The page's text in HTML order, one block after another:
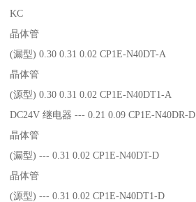
KC
晶体管
(漏型) 0.30 0.31 0.02 CP1E-N40DT-A
晶体管
(源型) 0.30 0.31 0.02 CP1E-N40DT1-A
DC24V 继电器 --- 0.21 0.09 CP1E-N40DR-D
晶体管
(漏型) --- 0.31 0.02 CP1E-N40DT-D
晶体管
(源型) --- 0.31 0.02 CP1E-N40DT1-D